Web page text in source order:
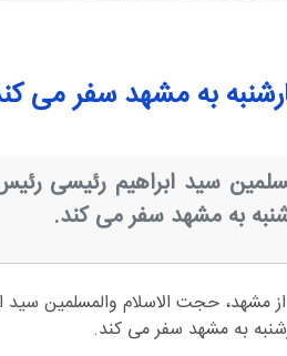
به مشهد سفر می
سید ابراهیم رئیسی
به مشهد سفر می کند.
مشهد، حجت الاسلام والمسلمین
به مشهد سفر می کند.